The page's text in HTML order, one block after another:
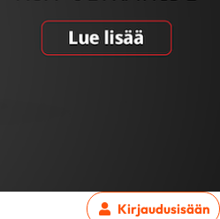
Kirjaudusisään